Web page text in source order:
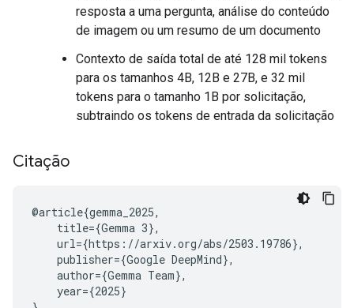
resposta a uma pergunta, análise do conteúdo
de imagem ou um resumo de um documento
Contexto de saída total de até 128 mil tokens
para os tamanhos 4B, 12B e 27B, e 32 mil
tokens para o tamanho 1B por solicitação,
subtraindo os tokens de entrada da solicitação
Citação
@article{gemma_2025,
    title={Gemma 3},
    url={https://arxiv.org/abs/2503.19786},
    publisher={Google DeepMind},
    author={Gemma Team},
    year={2025}